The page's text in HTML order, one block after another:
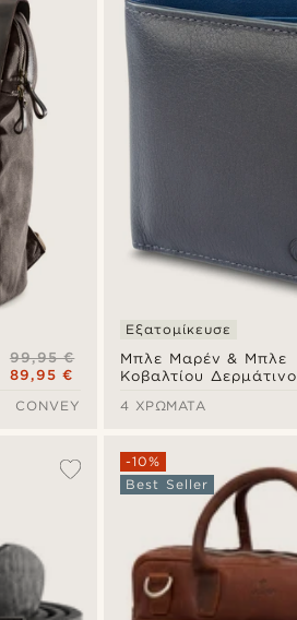
99,95 €
89,95 €
CONVEY
Μπλε Μαρέν & Μπλε
Κοβαλτίου Δερμάτινο
RFID-Blocking Lincoln
Εξατομίκευσε
4 ΧΡΏΜΑΤΑ
-10%
Best Seller